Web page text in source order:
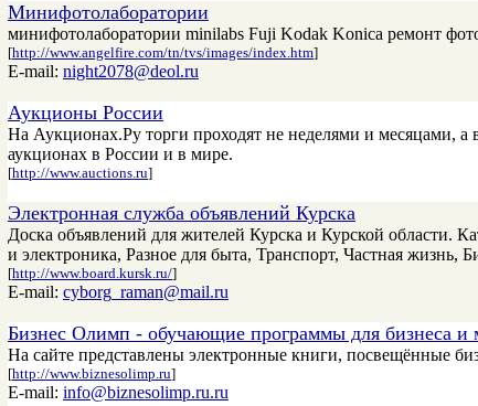
Минифотолаборатории
минифотолаборатории minilabs Fuji Kodak Konica ремонт
[http://www.angelfire.com/tn/tvs/images/index.htm]
E-mail: night2078@deol.ru
Аукционы России
На Аукционах.Ру торги проходят не неделями и месяцами, а
аукционах в России и в мире.
[http://www.auctions.ru]
Электронная служба объявлений Курска
Доска объявлений для жителей Курска и Курской области.
и электроника, Разное для быта, Транспорт, Частная жизнь,
[http://www.board.kursk.ru/]
E-mail: cyborg_raman@mail.ru
Бизнес Олимп - обучающие программы для бизнеса и
На сайте представлены электронные книги, посвещённые
[http://www.biznesolimp.ru]
E-mail: info@biznesolimp.ru.ru